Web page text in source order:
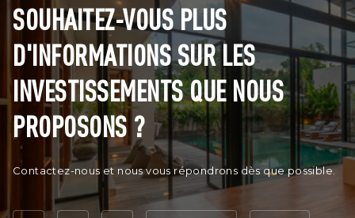
SOUHAITEZ-VOUS PLUS
D'INFORMATIONS SUR LES
INVESTISSEMENTS QUE NOUS
PROPOSONS ?
Contactez-nous et nous vous répondrons dès que possible.